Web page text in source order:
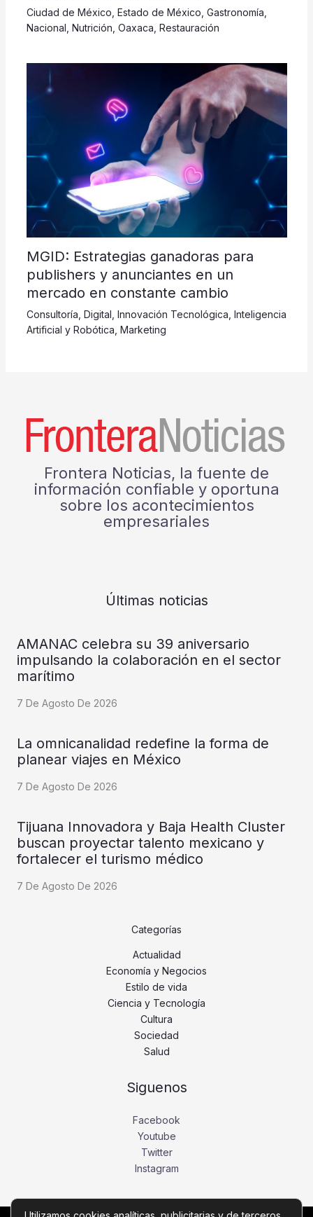
Ciudad de México Estado de México Gastronomía
Nacional Nutrición Oaxaca Restauración
MGID: Estrategias ganadoras para
publishers y anunciantes en un
mercado en constante cambio
Consultoría Digital Innovación Tecnológica Inteligencia
Artificial y Robótica Marketing
Frontera Noticias, la fuente de
información confiable y oportuna
sobre los acontecimientos
empresariales
Últimas noticias
AMANAC celebra su 39 aniversario
impulsando la colaboración en el sector
marítimo
7 De Agosto De 2026
La omnicanalidad redefine la forma de
planear viajes en México
7 De Agosto De 2026
Tijuana Innovadora y Baja Health Cluster
buscan proyectar talento mexicano y
fortalecer el turismo médico
7 De Agosto De 2026
Categorías
Actualidad
Economía y Negocios
Estilo de vida
Ciencia y Tecnología
Cultura
Sociedad
Salud
Siguenos
Facebook
Youtube
Twitter
Instagram